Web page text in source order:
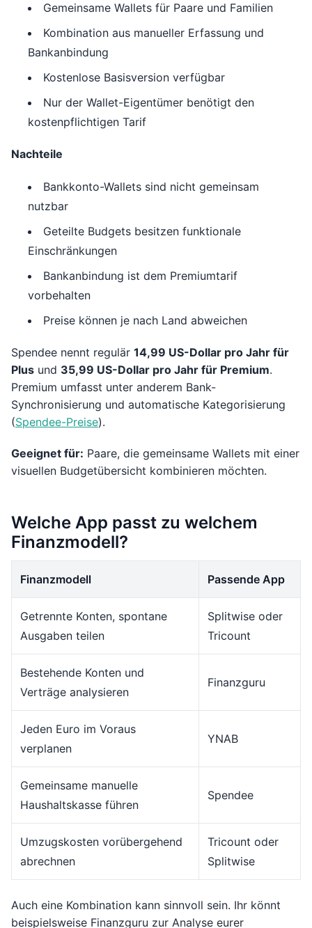
Gemeinsame Wallets für Paare und Familien
Kombination aus manueller Erfassung und
Bankanbindung
Kostenlose Basisversion verfügbar
Nur der Wallet-Eigentümer benötigt den
kostenpflichtigen Tarif
Nachteile
Bankkonto-Wallets sind nicht gemeinsam
nutzbar
Geteilte Budgets besitzen funktionale
Einschränkungen
Bankanbindung ist dem Premiumtarif
vorbehalten
Preise können je nach Land abweichen
Spendee nennt regulär 14,99 US-Dollar pro Jahr für
Plus und 35,99 US-Dollar pro Jahr für Premium.
Premium umfasst unter anderem Bank-
Synchronisierung und automatische Kategorisierung
(Spendee-Preise).
Geeignet für: Paare, die gemeinsame Wallets mit einer
visuellen Budgetübersicht kombinieren möchten.
Welche App passt zu welchem
Finanzmodell?
Finanzmodell Passende App
Getrennte Konten, spontane
Ausgaben teilen
Splitwise oder
Tricount
Bestehende Konten und
Verträge analysieren
Finanzguru
Jeden Euro im Voraus
verplanen
YNAB
Gemeinsame manuelle
Haushaltskasse führen
Spendee
Umzugskosten vorübergehend
abrechnen
Tricount oder
Splitwise
Auch eine Kombination kann sinnvoll sein. Ihr könnt
beispielsweise Finanzguru zur Analyse eurer